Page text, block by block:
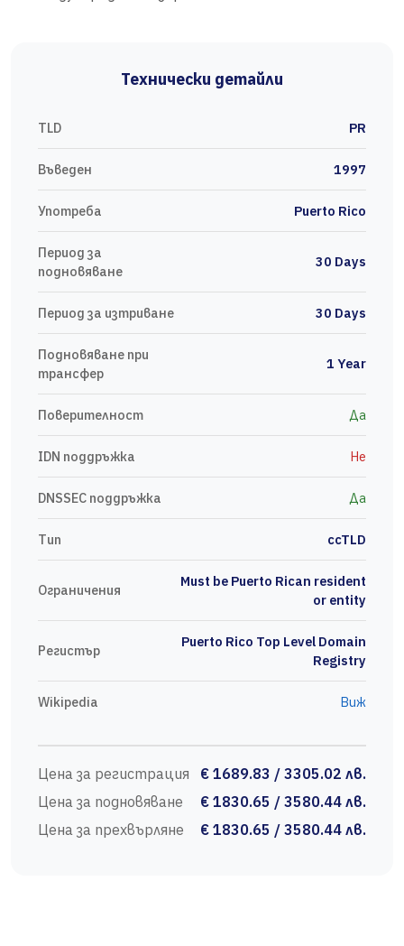
Технически детайли
TLD PR
Въведен 1997
Употреба Puerto Rico
Период за
подновяване
30 Days
Период за изтриване 30 Days
Подновяване при
трансфер
1 Year
Поверителност Да
IDN поддръжка Не
DNSSEC поддръжка Да
Тип ccTLD
Ограничения
Must be Puerto Rican resident
or entity
Регистър
Puerto Rico Top Level Domain
Registry
Wikipedia Виж
Цена за регистрация
€ 1689.83 / 3305.02 лв.
Цена за подновяване
€ 1830.65 / 3580.44 лв.
Цена за прехвърляне
€ 1830.65 / 3580.44 лв.